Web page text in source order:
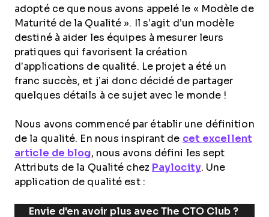
adopté ce que nous avons appelé le « Modèle de
Maturité de la Qualité ». Il s’agit d’un modèle
destiné à aider les équipes à mesurer leurs
pratiques qui favorisent la création
d’applications de qualité. Le projet a été un
franc succès, et j’ai donc décidé de partager
quelques détails à ce sujet avec le monde !
Nous avons commencé par établir une définition
de la qualité. En nous inspirant de cet excellent
article de blog, nous avons défini les sept
Attributs de la Qualité chez Paylocity. Une
application de qualité est :
Envie d'en avoir plus avec The CTO Club ?